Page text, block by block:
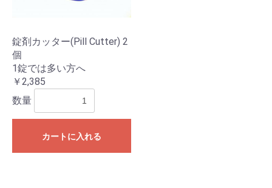
錠剤カッター(Pill Cutter) 2
個
1錠では多い方へ
￥2,385
数量
カートに入れる